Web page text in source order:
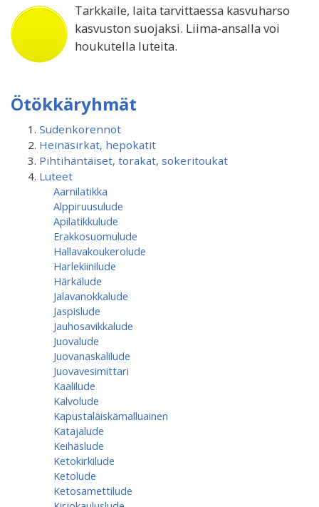
Tarkkaile, laita tarvittaessa kasvuharso
kasvuston suojaksi. Liima-ansalla voi
houkutella luteita.
Ötökkäryhmät
Sudenkorennot
Heinäsirkat, hepokatit
Pihtihäntäiset, torakat, sokeritoukat
Luteet
Aarnilatikka
Alppiruusulude
Apilatikkulude
Erakkosuomulude
Hallavakoukerolude
Harlekiinilude
Härkälude
Jalavanokkalude
Jaspislude
Jauhosavikkalude
Juovalude
Juovanaskalilude
Juovavesimittari
Kaalilude
Kalvolude
Kapustaläiskämalluainen
Katajalude
Keihäslude
Ketokirkilude
Ketolude
Ketosamettilude